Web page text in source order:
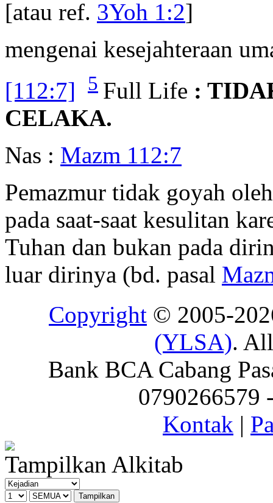
[atau ref. 3Yoh 1:2]
mengenai kesejahteraan
[112:7]
5 Full Life :
CELAKA.
Nas : Mazm 112:7
Pemazmur tidak goyah
pada saat-saat kesulitan
Tuhan dan bukan pada
luar dirinya (bd. pasal
Copyright © 2005-
(YLSA).
Bank BCA Cabang
0790266579
Kontak |
Tampilkan Alkitab